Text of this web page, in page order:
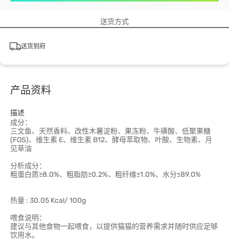
送货方式
送货到府
产品资料
描述
成分：
三文鱼、天然香料、改性木薯淀粉、果冻粉、牛磺酸、低聚果糖
(FOS)、维生素 E、维生素 B12、酵母萃取物、叶酸、生物素、月
见草油
分析成分：
粗蛋白质≥8.0%、粗脂肪≥0.2%、粗纤维≤1.0%、水分≤89.0%
热量 : 30.05 Kcal/ 100g
喂食说明：
建议与其他食物一起喂食，以提供猫猫的营养需求并随时供应足够
饮用水。